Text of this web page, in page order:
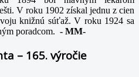
V roku 1902 získal jednu z cien
knižnú súťaž. V roku 1924 sa
poradcom. - MM-
– 165. výročie